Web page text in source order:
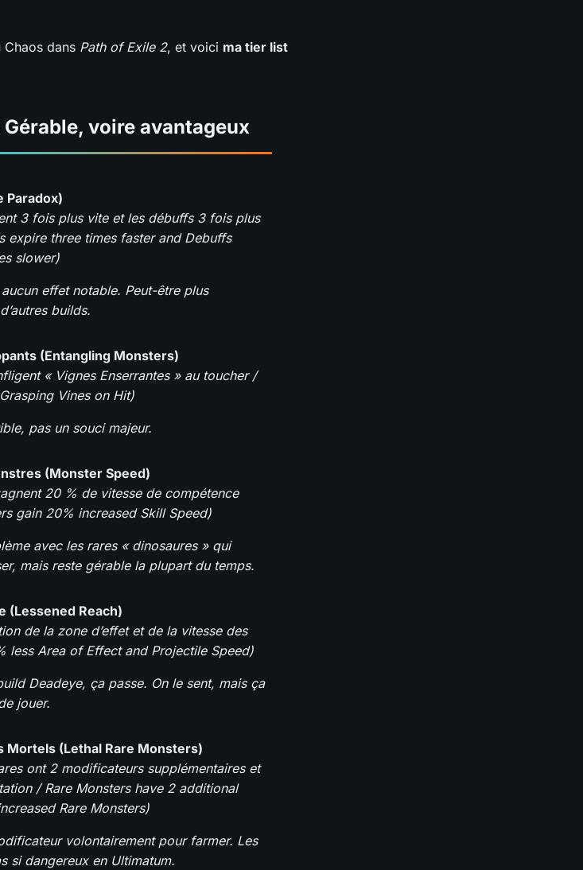
Chaos dans Path of Exile 2, et voici ma tier list
voire avantageux
Paradox)
3 fois plus vite et les débuffs 3 fois plus
expire three times faster and Debuffs
slower)
effet notable. Peut-être plus
builds.
(Entangling Monsters)
« Vignes Enserrantes » au toucher /
Vines on Hit)
pas un souci majeur.
(Monster Speed)
20 % de vitesse de compétence
gain 20% increased Skill Speed)
avec les rares « dinosaures » qui
mais reste gérable la plupart du temps.
(Lessened Reach)
de la zone d’effet et de la vitesse des
less Area of Effect and Projectile Speed)
Deadeye, ça passe. On le sent, mais ça
jouer.
Mortels (Lethal Rare Monsters)
ont 2 modificateurs supplémentaires et
/ Rare Monsters have 2 additional
Rare Monsters)
volontairement pour farmer. Les
si dangereux en Ultimatum.